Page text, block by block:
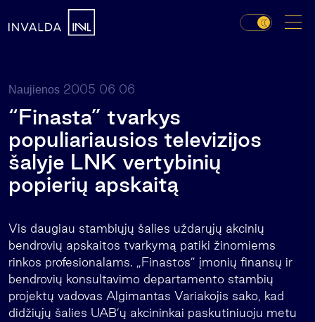
Naujienos 2005 06 06
“Finasta” tvarkys
populiariausios televizijos
šalyje LNK vertybinių
popierių apskaitą
Vis daugiau stambiųjų šalies uždarųjų akcinių
bendrovių apskaitos tvarkymą patiki žinomiems
rinkos profesionalams. „Finastos” įmonių finansų ir
bendrovių konsultavimo departamento stambių
projektų vadovas Algimantas Variakojis sako, kad
didžiųjų šalies UAB’ų akcininkai paskutiniuoju metu